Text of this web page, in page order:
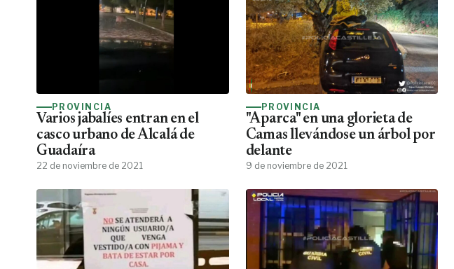
PROVINCIA
Varios jabalíes entran en el
casco urbano de Alcalá de
Guadaíra
22 de noviembre de 2021
PROVINCIA
"Aparca" en una glorieta de
Camas llevándose un árbol por
delante
9 de noviembre de 2021